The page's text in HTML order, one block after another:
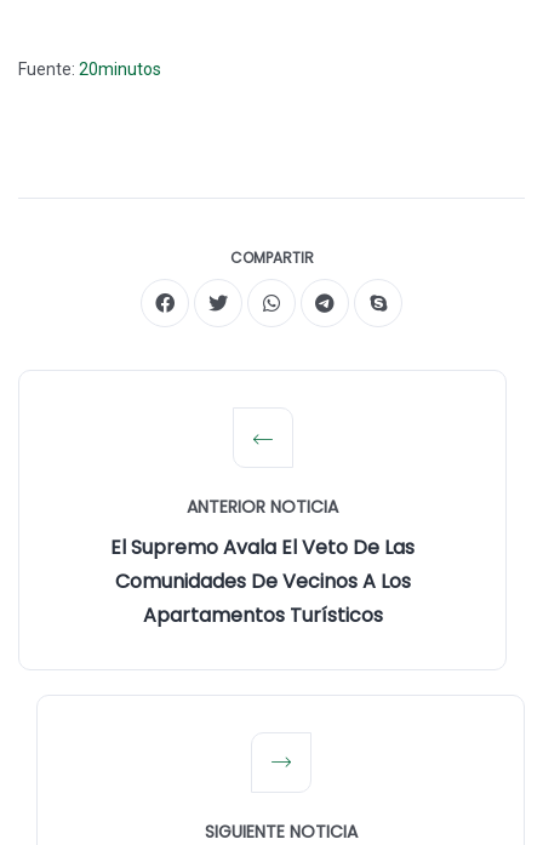
Fuente: 20minutos
COMPARTIR
ANTERIOR NOTICIA
El Supremo Avala El Veto De Las
Comunidades De Vecinos A Los
Apartamentos Turísticos
SIGUIENTE NOTICIA